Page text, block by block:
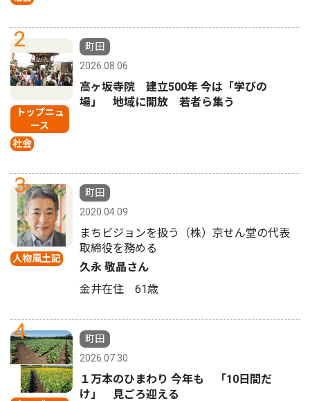
2
トップニュ
ース
社会
町田
2026.08.06
高ヶ坂寺院 建立500年 今は「学びの
場」 地域に開放 若者ら集う
3
人物風土記
町田
2020.04.09
まちビジョンを扱う（株）京せん堂の代表
取締役を務める
久永 敬晶さん
金井在住 61歳
4
町田
2026.07.30
１万本のひまわり 今年も 「10日間だ
け」 見ごろ迎える